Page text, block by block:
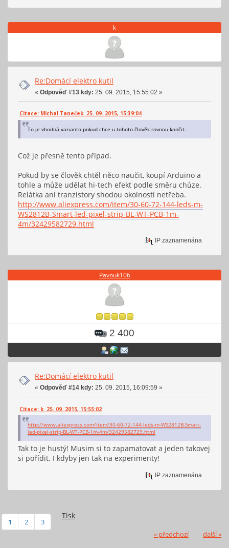
k
Re:Domácí elektro kutil
« Odpověď #13 kdy: 25. 09. 2015, 15:55:02 »
Citace: Michal Taneček 25. 09. 2015, 15:39:04
To je vhodná varianto pokud chce u tohoto člověk rovnou končit.
Což je přesně tento případ.
Pokud by se člověk chtěl něco naučit, koupí Arduino a
tohle a může udělat hi-tech efekt podle směru chůze.
Relátka ani tranzistory shodou okolností netřeba.
http://www.aliexpress.com/item/30-60-72-144-leds-m-
WS2812B-Smart-led-pixel-strip-BL-WT-PCB-1m-
4m/32429582729.html
IP zaznamenána
Pavouk106
2 400
Re:Domácí elektro kutil
« Odpověď #14 kdy: 25. 09. 2015, 16:09:59 »
Citace: k 25. 09. 2015, 15:55:02
http://www.aliexpress.com/item/30-60-72-144-leds-m-WS2812B-Smart-
led-pixel-strip-BL-WT-PCB-1m-4m/32429582729.html
Tak to je hustý! Musim si to zapamatovat a jeden takovej
si pořídit. I kdyby jen tak na experimenty!
IP zaznamenána
Tisk
1 2 3
« předchozí další »